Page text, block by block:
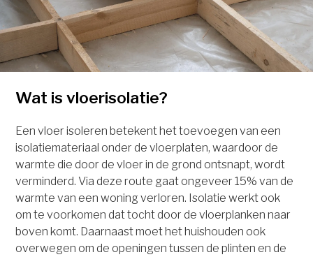
Wat is vloerisolatie?
Een vloer isoleren betekent het toevoegen van een
isolatiemateriaal onder de vloerplaten, waardoor de
warmte die door de vloer in de grond ontsnapt, wordt
verminderd. Via deze route gaat ongeveer 15% van de
warmte van een woning verloren. Isolatie werkt ook
om te voorkomen dat tocht door de vloerplanken naar
boven komt. Daarnaast moet het huishouden ook
overwegen om de openingen tussen de plinten en de